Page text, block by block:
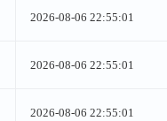
2026-08-06 22:55:01
2026-08-06 22:55:01
2026-08-06 22:55:01